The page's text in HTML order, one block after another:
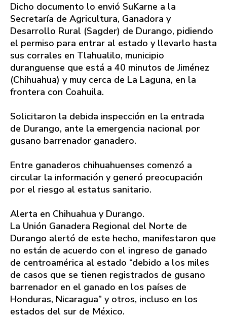
Dicho documento lo envió SuKarne a la
Secretaría de Agricultura, Ganadora y
Desarrollo Rural (Sagder) de Durango, pidiendo
el permiso para entrar al estado y llevarlo hasta
sus corrales en Tlahualilo, municipio
duranguense que está a 40 minutos de Jiménez
(Chihuahua) y muy cerca de La Laguna, en la
frontera con Coahuila.
Solicitaron la debida inspección en la entrada
de Durango, ante la emergencia nacional por
gusano barrenador ganadero.
Entre ganaderos chihuahuenses comenzó a
circular la información y generó preocupación
por el riesgo al estatus sanitario.
Alerta en Chihuahua y Durango.
La Unión Ganadera Regional del Norte de
Durango alertó de este hecho, manifestaron que
no están de acuerdo con el ingreso de ganado
de centroamérica al estado “debido a los miles
de casos que se tienen registrados de gusano
barrenador en el ganado en los países de
Honduras, Nicaragua” y otros, incluso en los
estados del sur de México.